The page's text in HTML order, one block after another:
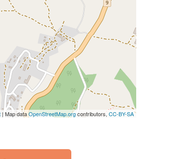
| Map dataOpenStreetMap.orgcontributors,CC-BY-SA